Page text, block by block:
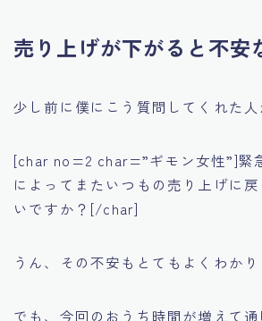
売り上げが下がると不安
少し前に僕にこう質問してくれた人
[char no=2 char=”ギモン女性”]緊
によってまたいつもの売り上げに
いですか？[/char]
うん、その不安もとてもよくわかり
でも、今回のおうち時間が増えて